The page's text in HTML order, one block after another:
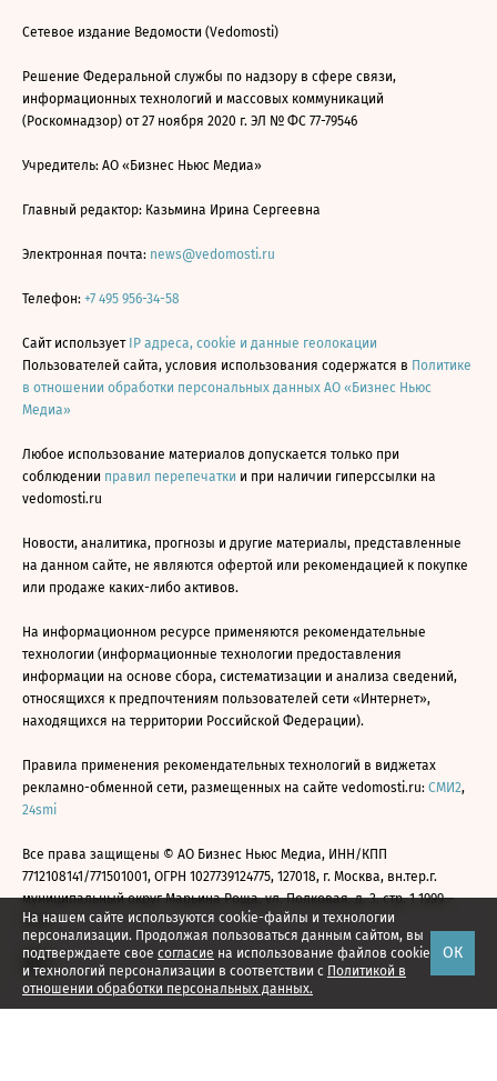
На нашем сайте используются cookie-файлы и технологии
персонализации. Продолжая пользоваться данным сайтом, вы
подтверждаете свое согласие на использование файлов cookie
и технологий персонализации в соответствии с Политикой в
отношении обработки персональных данных.
ОК
Сетевое издание Ведомости (Vedomosti)
Решение Федеральной службы по надзору в сфере связи,
информационных технологий и массовых коммуникаций
(Роскомнадзор) от 27 ноября 2020 г. ЭЛ № ФС 77-79546
Учредитель: АО «Бизнес Ньюс Медиа»
Главный редактор: Казьмина Ирина Сергеевна
Электронная почта: news@vedomosti.ru
Телефон: +7 495 956-34-58
Сайт использует IP адреса, cookie и данные геолокации
Пользователей сайта, условия использования содержатся в Политике
в отношении обработки персональных данных АО «Бизнес Ньюс
Медиа»
Любое использование материалов допускается только при
соблюдении правил перепечатки и при наличии гиперссылки на
vedomosti.ru
Новости, аналитика, прогнозы и другие материалы, представленные
на данном сайте, не являются офертой или рекомендацией к покупке
или продаже каких-либо активов.
На информационном ресурсе применяются рекомендательные
технологии (информационные технологии предоставления
информации на основе сбора, систематизации и анализа сведений,
относящихся к предпочтениям пользователей сети «Интернет»,
находящихся на территории Российской Федерации).
Правила применения рекомендательных технологий в виджетах
рекламно-обменной сети, размещенных на сайте vedomosti.ru: СМИ2,
24smi
Все права защищены © АО Бизнес Ньюс Медиа, ИНН/КПП
7712108141/771501001, ОГРН 1027739124775, 127018, г. Москва, вн.тер.г.
муниципальный округ Марьина Роща, ул. Полковая, д. 3, стр. 1 1999—
2026